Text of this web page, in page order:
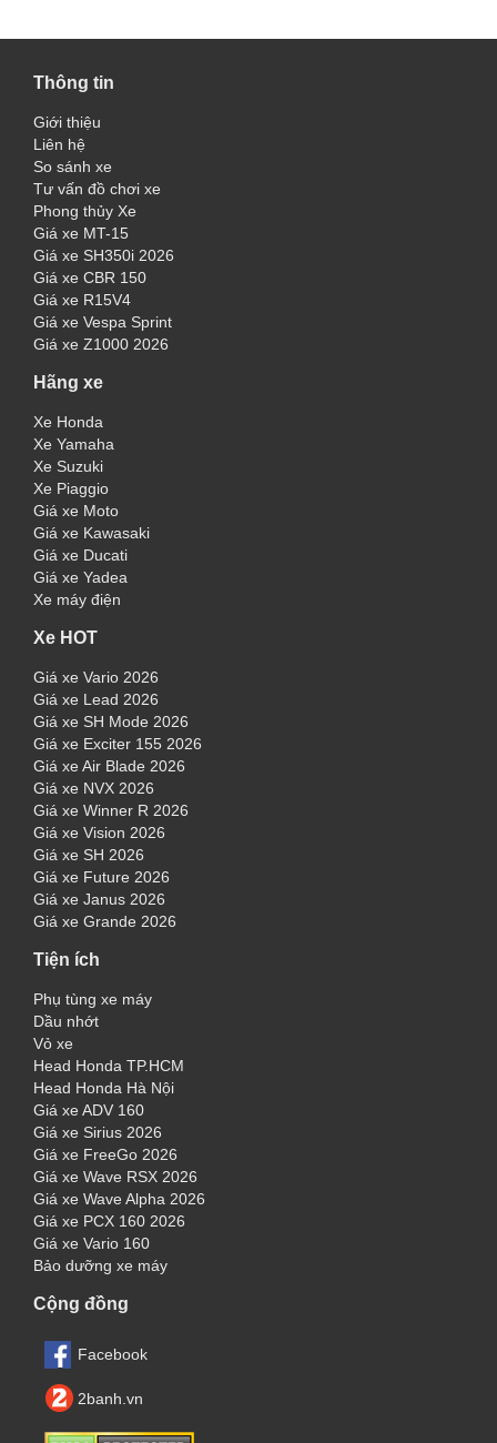
Thông tin
Giới thiệu
Liên hệ
So sánh xe
Tư vấn đồ chơi xe
Phong thủy Xe
Giá xe MT-15
Giá xe SH350i 2026
Giá xe CBR 150
Giá xe R15V4
Giá xe Vespa Sprint
Giá xe Z1000 2026
Hãng xe
Xe Honda
Xe Yamaha
Xe Suzuki
Xe Piaggio
Giá xe Moto
Giá xe Kawasaki
Giá xe Ducati
Giá xe Yadea
Xe máy điện
Xe HOT
Giá xe Vario 2026
Giá xe Lead 2026
Giá xe SH Mode 2026
Giá xe Exciter 155 2026
Giá xe Air Blade 2026
Giá xe NVX 2026
Giá xe Winner R 2026
Giá xe Vision 2026
Giá xe SH 2026
Giá xe Future 2026
Giá xe Janus 2026
Giá xe Grande 2026
Tiện ích
Phụ tùng xe máy
Dầu nhớt
Vỏ xe
Head Honda TP.HCM
Head Honda Hà Nội
Giá xe ADV 160
Giá xe Sirius 2026
Giá xe FreeGo 2026
Giá xe Wave RSX 2026
Giá xe Wave Alpha 2026
Giá xe PCX 160 2026
Giá xe Vario 160
Bảo dưỡng xe máy
Cộng đồng
Facebook
2banh.vn